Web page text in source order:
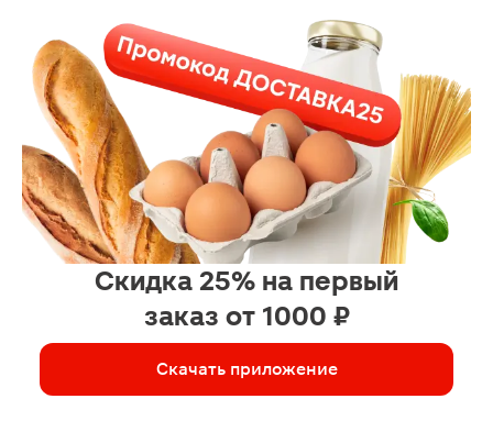
Скидка 25% на первый
заказ от 1000 ₽
Скачать приложение